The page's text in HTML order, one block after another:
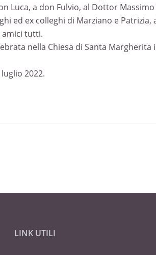
Luca, a don Fulvio, al Dottor Massimo
ed ex colleghi di Marziano e
amici tutti.
nella Chiesa di Santa
2022.
LINK UTILI